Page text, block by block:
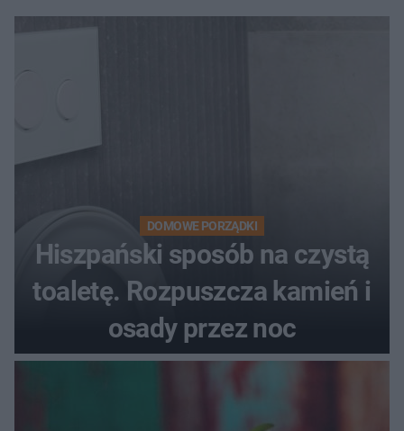
DOMOWE PORZĄDKI
Hiszpański sposób na czystą
toaletę. Rozpuszcza kamień i
osady przez noc